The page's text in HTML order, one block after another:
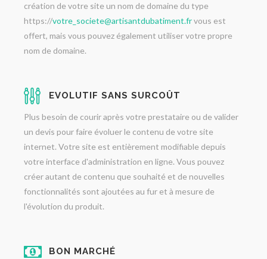
création de votre site un nom de domaine du type
https://votre_societe@artisantdubatiment.frvous est
offert, mais vous pouvez également utiliser votre propre
nom de domaine.
EVOLUTIF SANS SURCOÛT
Plus besoin de courir après votre prestataire ou de valider
un devis pour faire évoluer le contenu de votre site
internet. Votre site est entièrement modifiable depuis
votre interface d'administration en ligne. Vous pouvez
créer autant de contenu que souhaité et de nouvelles
fonctionnalités sont ajoutées au fur et à mesure de
l'évolution du produit.
BON MARCHÉ